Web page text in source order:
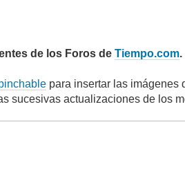
de los Foros deTiempo.com.
para insertar las imágenes
sucesivas actualizaciones de los